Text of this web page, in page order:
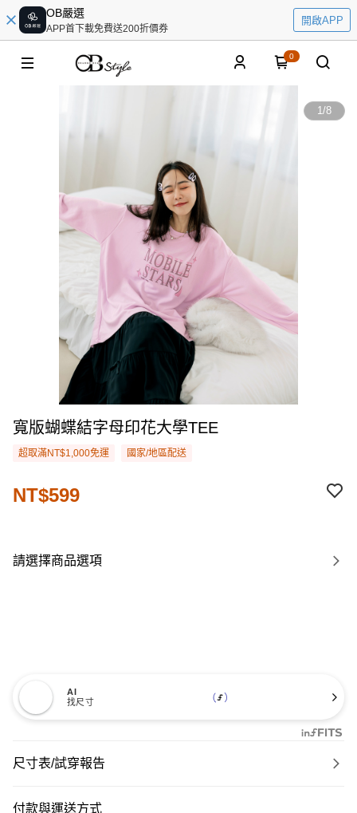
OB嚴選
APP首下載免費送200折價券
開啟APP
0
1/8
寬版蝴蝶結字母印花大學TEE
超取滿NT$1,000免運 國家/地區配送
NT$599
請選擇商品選項
AI
找尺寸
尺寸表/試穿報告
付款與運送方式